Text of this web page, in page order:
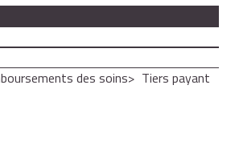
des soins Tiers payant